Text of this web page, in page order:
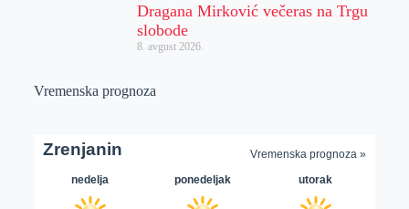
Dragana Mirković večeras na Trgu
slobode
8. avgust 2026.
Vremenska prognoza